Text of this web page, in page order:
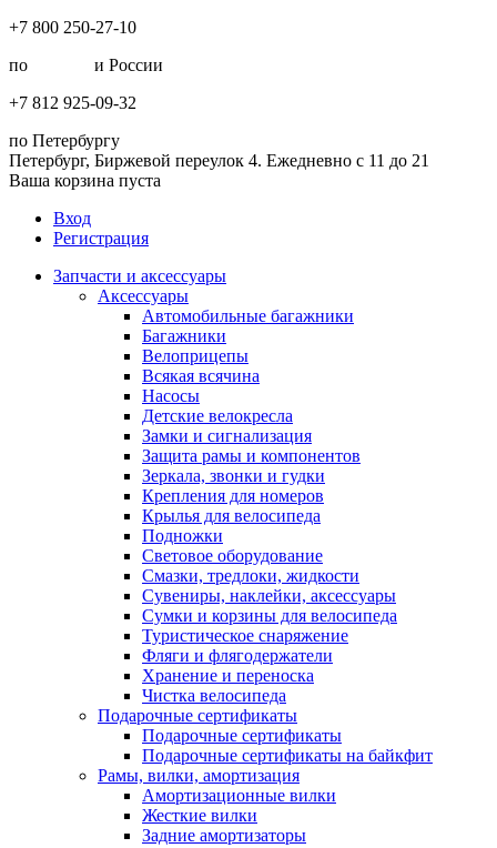
+7 800 250-27-10
по
и России
+7 812 925-09-32
по Петербургу
Петербург, Биржевой переулок 4. Ежедневно с 11 до 21
Ваша корзина пуста
Вход
Регистрация
Запчасти и аксессуары
Аксессуары
Автомобильные багажники
Багажники
Велоприцепы
Всякая всячина
Насосы
Детские велокресла
Замки и сигнализация
Защита рамы и компонентов
Зеркала, звонки и гудки
Крепления для номеров
Крылья для велосипеда
Подножки
Световое оборудование
Смазки, тредлоки, жидкости
Сувениры, наклейки, аксессуары
Сумки и корзины для велосипеда
Туристическое снаряжение
Фляги и флягодержатели
Хранение и переноска
Чистка велосипеда
Подарочные сертификаты
Подарочные сертификаты
Подарочные сертификаты на байкфит
Рамы, вилки, амортизация
Амортизационные вилки
Жесткие вилки
Задние амортизаторы